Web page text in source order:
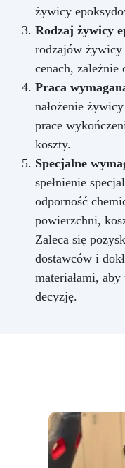
żywicy
Rodzaj żywicy
rodzajów żywicy
cenach, zależnie
Praca
nałożenie
prace
koszty.
Specjalne
spełnienie
odporność
powierzchni,
Zaleca się
dostawców i
materiałami,
decyzję.